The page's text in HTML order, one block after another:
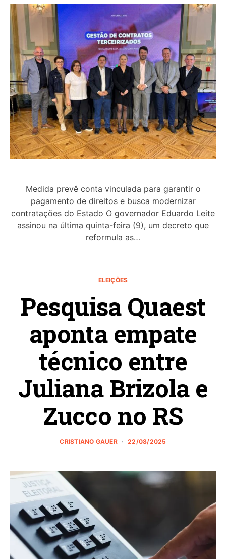
Medida prevê conta vinculada para garantir o
pagamento de direitos e busca modernizar
contratações do Estado O governador Eduardo Leite
assinou na última quinta-feira (9), um decreto que
reformula as…
ELEIÇÕES
Pesquisa Quaest
aponta empate
técnico entre
Juliana Brizola e
Zucco no RS
CRISTIANO GAUER 22/08/2025